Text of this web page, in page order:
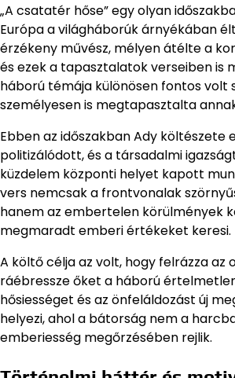
„A csatatér hőse” egy olyan
Európa a világháborúk árnyékában
érzékeny művész, mélyen átélte a
és ezek a tapasztalatok verseiben is
háború témája különösen fontos volt
személyesen is megtapasztalta
Ebben az időszakban Ady költészete
politizálódott, és a társadalmi
küzdelem központi helyet kapott
vers nemcsak a frontvonalak
hanem az embertelen körülmények
megmaradt emberi értékeket keresi.
A költő célja az volt, hogy felrázza az
ráébressze őket a háború
hősiességet és az önfeláldozást új
helyezi, ahol a bátorság nem a
emberiesség megőrzésében rejlik.